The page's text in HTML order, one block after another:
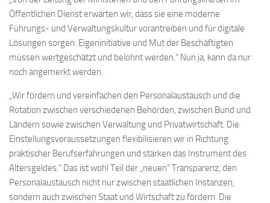
Öffentlichen Dienst erwarten wir, dass sie eine moderne
Führungs- und Verwaltungskultur vorantreiben und für digitale
Lösungen sorgen. Eigeninitiative und Mut der Beschäftigten
müssen wertgeschätzt und belohnt werden.“ Nun ja, kann da nur
noch angemerkt werden.
„Wir fördern und vereinfachen den Personalaustausch und die
Rotation zwischen verschiedenen Behörden, zwischen Bund und
Ländern sowie zwischen Verwaltung und Privatwirtschaft. Die
Einstellungsvoraussetzungen flexibilisieren wir in Richtung
praktischer Berufserfahrungen und stärken das Instrument des
Altersgeldes.“ Das ist wohl Teil der „neuen“ Transparenz, den
Personalaustausch nicht nur zwischen staatlichen Instanzen,
sondern auch zwischen Staat und Wirtschaft zu fördern. Die